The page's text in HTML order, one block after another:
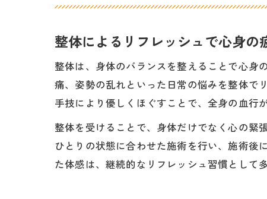
整体によるリフレッシュで心身の
整体は、身体のバランスを整えることで心身
痛、姿勢の乱れといった日常の悩みを整体で
手技により優しくほぐすことで、全身の血行
整体を受けることで、身体だけでなく心の緊
ひとりの状態に合わせた施術を行い、施術後
た体感は、継続的なリフレッシュ習慣として